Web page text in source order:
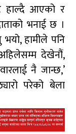
हाल्दै आएको र
भनाई छ ।
भयो, हामीले पनि
देखेनौं,
नै जान्छ,’
परेको बेला